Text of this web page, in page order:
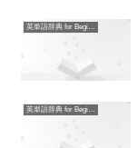
英単語辞典 for Beginners
英単語辞典 for Beginners